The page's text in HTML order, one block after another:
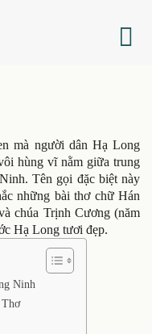
mà người dân Hạ Long
hùng vĩ nằm giữa trung
Tên gọi đặc biệt này
những bài thơ chữ Hán
chúa Trịnh Cương (năm
Hạ Long tươi đẹp.
Ninh